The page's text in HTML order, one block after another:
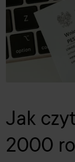
Jak
2000